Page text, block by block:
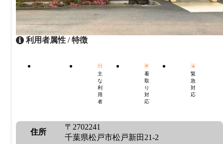
利用者属性 / 特徴
主
な
利
用
者
看
取
り
対
応
緊
急
対
応
住所
〒2702241
千葉県松戸市松戸新田21-2